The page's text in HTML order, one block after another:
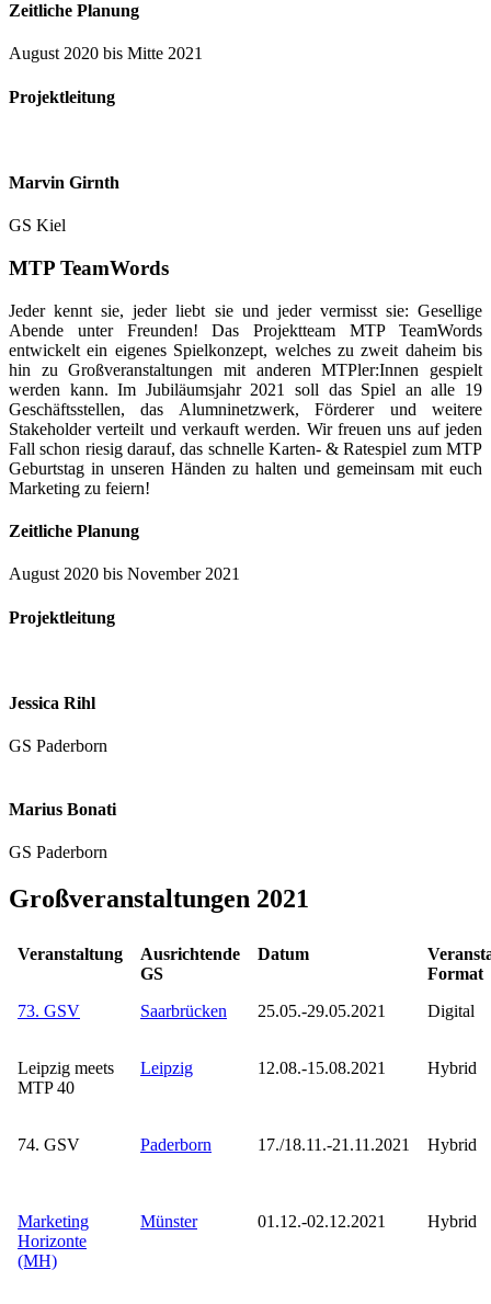
Zeitliche Planung
August 2020 bis Mitte 2021
Projektleitung
Marvin Girnth
GS Kiel
MTP TeamWords
Jeder kennt sie, jeder liebt sie und jeder vermisst sie: Gesellige
Abende unter Freunden! Das Projektteam MTP TeamWords
entwickelt ein eigenes Spielkonzept, welches zu zweit daheim bis
hin zu Großveranstaltungen mit anderen MTPler:Innen gespielt
werden kann. Im Jubiläumsjahr 2021 soll das Spiel an alle 19
Geschäftsstellen, das Alumninetzwerk, Förderer und weitere
Stakeholder verteilt und verkauft werden. Wir freuen uns auf jeden
Fall schon riesig darauf, das schnelle Karten- & Ratespiel zum MTP
Geburtstag in unseren Händen zu halten und gemeinsam mit euch
Marketing zu feiern!
Zeitliche Planung
August 2020 bis November 2021
Projektleitung
Jessica Rihl
GS Paderborn
Marius Bonati
GS Paderborn
Großveranstaltungen 2021
Veranstaltung
Ausrichtende
GS
Datum
Format
73. GSV
Saarbrücken 25.05.-29.05.2021 Digital
Leipzig meets
MTP 40
Leipzig 12.08.-15.08.2021 Hybrid
74. GSV Paderborn 17./18.11.-21.11.2021 Hybrid
Marketing
Horizonte
(MH)
Münster 01.12.-02.12.2021 Hybrid